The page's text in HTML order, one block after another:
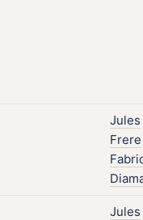
Jules
Frere
Jules